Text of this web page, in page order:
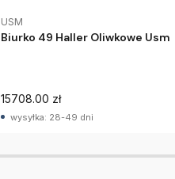
USM
Biurko 49 Haller Oliwkowe Usm
15708.00 zł
wysyłka: 28-49 dni